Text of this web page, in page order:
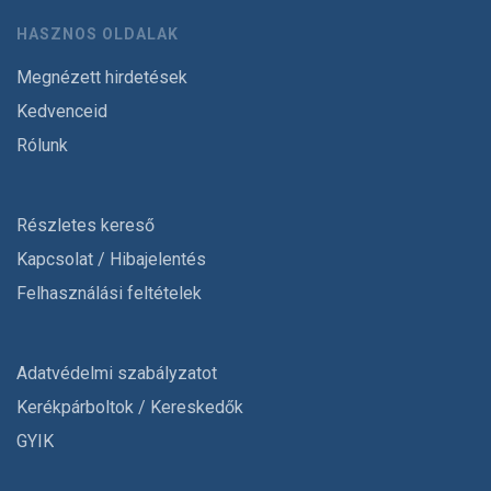
HASZNOS OLDALAK
Megnézett hirdetések
Kedvenceid
Rólunk
Részletes kereső
Kapcsolat / Hibajelentés
Felhasználási feltételek
Adatvédelmi szabályzatot
Kerékpárboltok / Kereskedők
GYIK